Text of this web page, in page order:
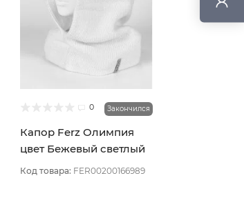
0 Закончился
Капор Ferz Олимпия
цвет Бежевый светлый
Код товара: FER00200166989